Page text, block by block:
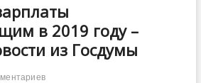
в 2019 году –
из Госдумы